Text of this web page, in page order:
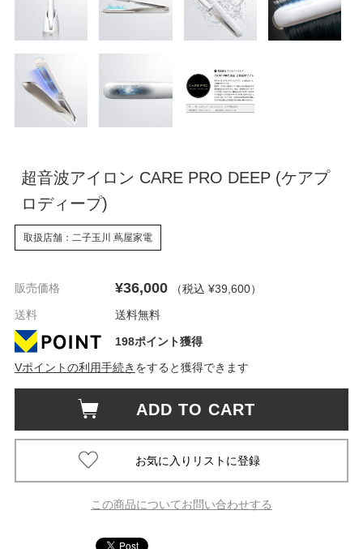
超音波アイロン CARE PRO DEEP (ケアプ
ロディープ)
取扱店舗：二子玉川 蔦屋家電
販売価格 ¥36,000 （税込 ¥39,600）
送料
送料無料
198ポイント獲得
Vポイントの利用手続き をすると獲得できます
ADD TO CART
この商品についてお問い合わせする